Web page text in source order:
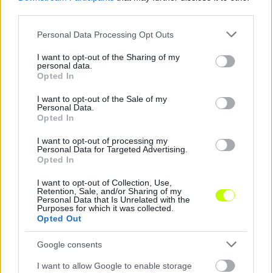
Please note that this website/app uses one or more Google
not limited to your visit or usage behaviour. You may click to
grant or deny consent to Google and its third-party tags to
use your data for below specified purposes in below Google
consent section.
Personal Data Processing Opt Outs
I want to opt-out of the Sharing of my
personal data.
Opted In
I want to opt-out of the Sale of my
Personal Data.
Opted In
I want to opt-out of processing my
Personal Data for Targeted Advertising.
Opted In
I want to opt-out of Collection, Use,
Retention, Sale, and/or Sharing of my
Personal Data that Is Unrelated with the
Purposes for which it was collected.
Opted Out
Google consents
I want to allow Google to enable storage
UnmuteLoaded
Borítókép forrása: Puskás Akadémia
Hírek